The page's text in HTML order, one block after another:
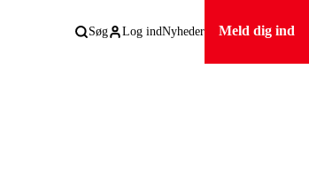
Søg Log indNyheder Meld dig ind